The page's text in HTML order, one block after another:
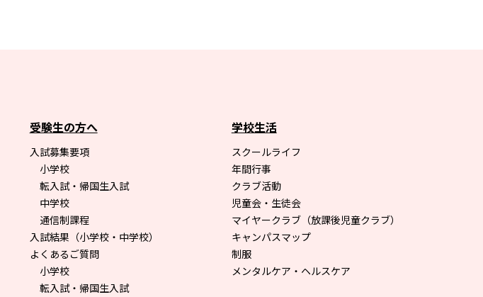
受験生の方へ
入試募集要項
小学校
転入試・帰国生入試
中学校
通信制課程
入試結果（小学校・中学校）
よくあるご質問
小学校
転入試・帰国生入試
学校生活
スクールライフ
年間行事
クラブ活動
児童会・生徒会
マイヤークラブ（放課後児童クラブ）
キャンパスマップ
制服
メンタルケア・ヘルスケア